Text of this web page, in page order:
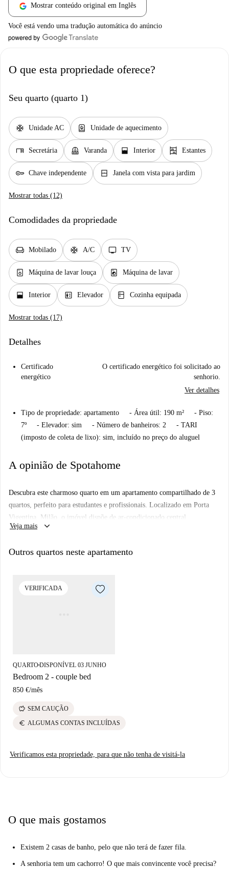
Mostrar conteúdo original em Inglês
Você está vendo uma tradução automática do anúncio
O que esta propriedade oferece?
Seu quarto (quarto 1)
ac_unit Unidade AC water_heater Unidade de aquecimento
desk Secretária balcony Varanda window_open Interior shelves Estantes
key Chave independente window_closed Janela com vista para jardim
Mostrar todas (12)
Comodidades da propriedade
chair Mobilado ac_unit A/C tv TV
dishwasher_gen Máquina de lavar louça local_laundry_service Máquina de lavar
window_open Interior elevator Elevador kitchen Cozinha equipada
Mostrar todas (17)
Detalhes
Certificado
energético
O certificado energético foi solicitado ao
senhorio.
Ver detalhes
Tipo de propriedade: apartamento - Área útil: 190 m² - Piso:
7º - Elevador: sim - Número de banheiros: 2 - TARI
(imposto de coleta de lixo): sim, incluído no preço do aluguel
A opinião de Spotahome
Descubra este charmoso quarto em um apartamento compartilhado de 3
quartos, perfeito para estudantes e profissionais. Localizado em Porta
Vigentina, Milão, o imóvel dispõe de ar-condicionado central,
aquecimento central, máquina de lavar roupa privativa e uma cozinha
também possui varanda ou terraço e acesso a elevador e serviço de
Porta Vigentina oferece um ambiente vibrante, perfeito para a vida
Veja mais keyboard_arrow_down
Outros quartos neste apartamento
VERIFICADA
QUARTO■DISPONÍVEL 03 JUNHO
Bedroom 2 - couple bed
850 €/mês
savings SEM CAUÇÃO
euro ALGUMAS CONTAS INCLUÍDAS
Verificamos esta propriedade, para que não tenha de visitá-la
O que mais gostamos
Existem 2 casas de banho, pelo que não terá de fazer fila.
A senhoria tem um cachorro! O que mais convincente você precisa?